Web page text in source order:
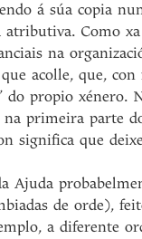
á súa copia
atributiva. Como
na
acolle, que,
propio xénero.
primeira parte
significa que
Ajuda
de orde),
a diferente